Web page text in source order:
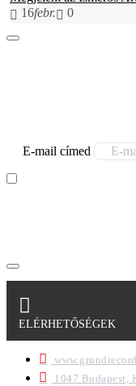
16febr. 0
E-mail címed
ELÉRHETŐSÉGEK
1047 Budapest,